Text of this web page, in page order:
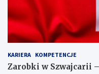
o
n
ó
w
?
KARIERA KOMPETENCJE
Zarobki w Szwajcarii